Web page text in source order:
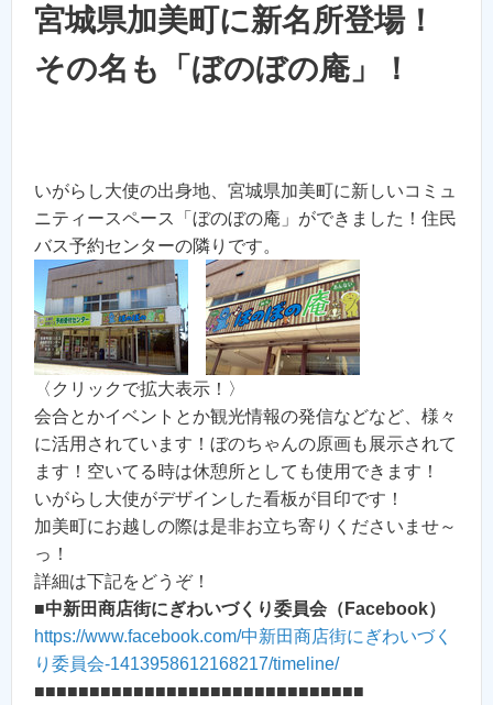
宮城県加美町に新名所登場！
その名も「ぼのぼの庵」！
いがらし大使の出身地、宮城県加美町に新しいコミュ
ニティースペース「ぼのぼの庵」ができました！住民
バス予約センターの隣りです。
〈クリックで拡大表示！〉
会合とかイベントとか観光情報の発信などなど、様々
に活用されています！ぼのちゃんの原画も展示されて
ます！空いてる時は休憩所としても使用できます！
いがらし大使がデザインした看板が目印です！
加美町にお越しの際は是非お立ち寄りくださいませ～
っ！
詳細は下記をどうぞ！
■中新田商店街にぎわいづくり委員会（Facebook）
https://www.facebook.com/中新田商店街にぎわいづく
り委員会-1413958612168217/timeline/
■■■■■■■■■■■■■■■■■■■■■■■■■■■■■■